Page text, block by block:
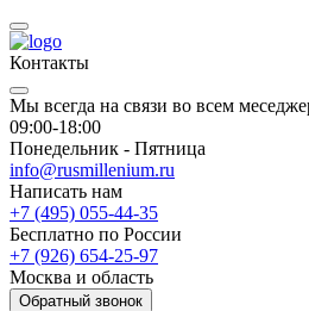
Контакты
Мы всегда на связи во всем
09:00-18:00
Понедельник - Пятница
info@rusmillenium.ru
Написать нам
+7 (495) 055-44-35
Бесплатно по России
+7 (926) 654-25-97
Москва и область
Обратный звонок